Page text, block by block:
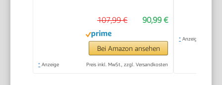
Saftbehälter, leichte
Reinigung,
spülmaschinenfest,
700 W, weiß/grau,
90,99 €
107,99 €
Bei Amazon ansehen
* Anzeige Preis inkl. MwSt., zzgl. Versandkosten
* Anzeige